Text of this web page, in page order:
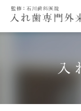
入